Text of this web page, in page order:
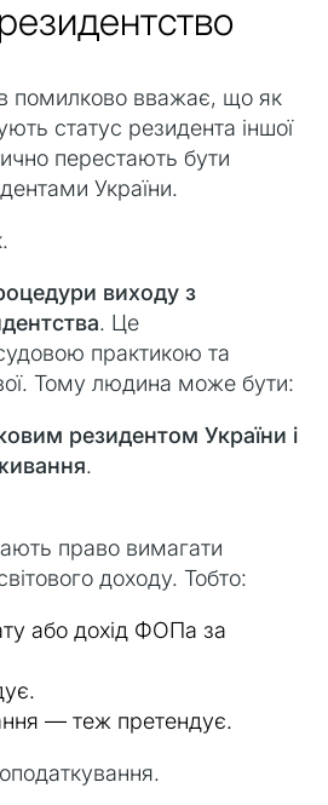
помилково вважає, що як
статус резидента іншої
перестають бути
України.
виходу з
. Це
практикою та
Тому людина може бути:
резидентом України і
.
право вимагати
доходу. Тобто:
або дохід ФОПа за
— теж претендує.